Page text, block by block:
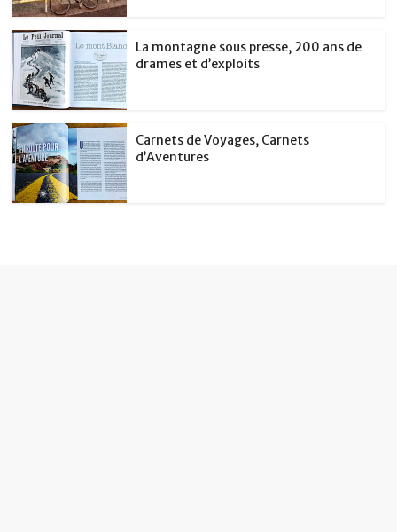
La montagne sous presse, 200 ans de
drames et d’exploits
Carnets de Voyages, Carnets
d’Aventures